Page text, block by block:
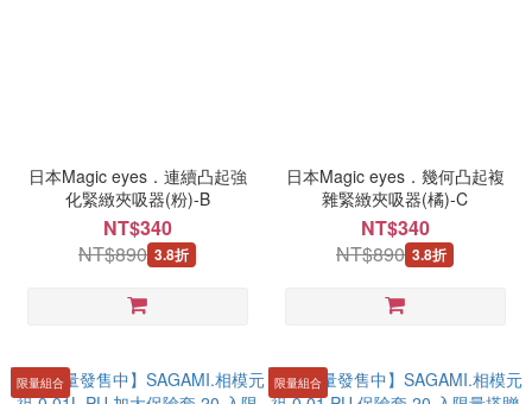
日本Magic eyes．連續凸起強
化緊緻夾吸器(粉)-B
NT$340
NT$890 3.8折
日本Magic eyes．幾何凸起複
雜緊緻夾吸器(橘)-C
NT$340
NT$890 3.8折
限量組合 限量組合